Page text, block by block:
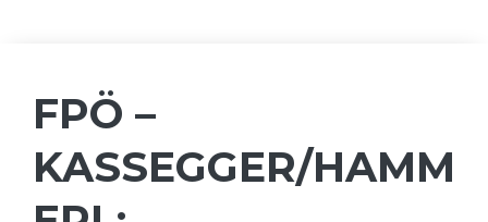
FPÖ –
KASSEGGER/HAMM